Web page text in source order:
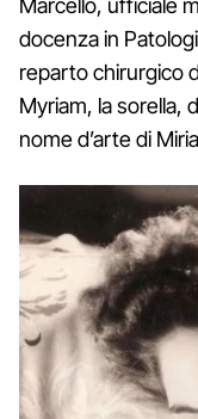
Marcello, ufficiale
docenza in
reparto chirurgico
Myriam, la sorella,
nome d’arte di